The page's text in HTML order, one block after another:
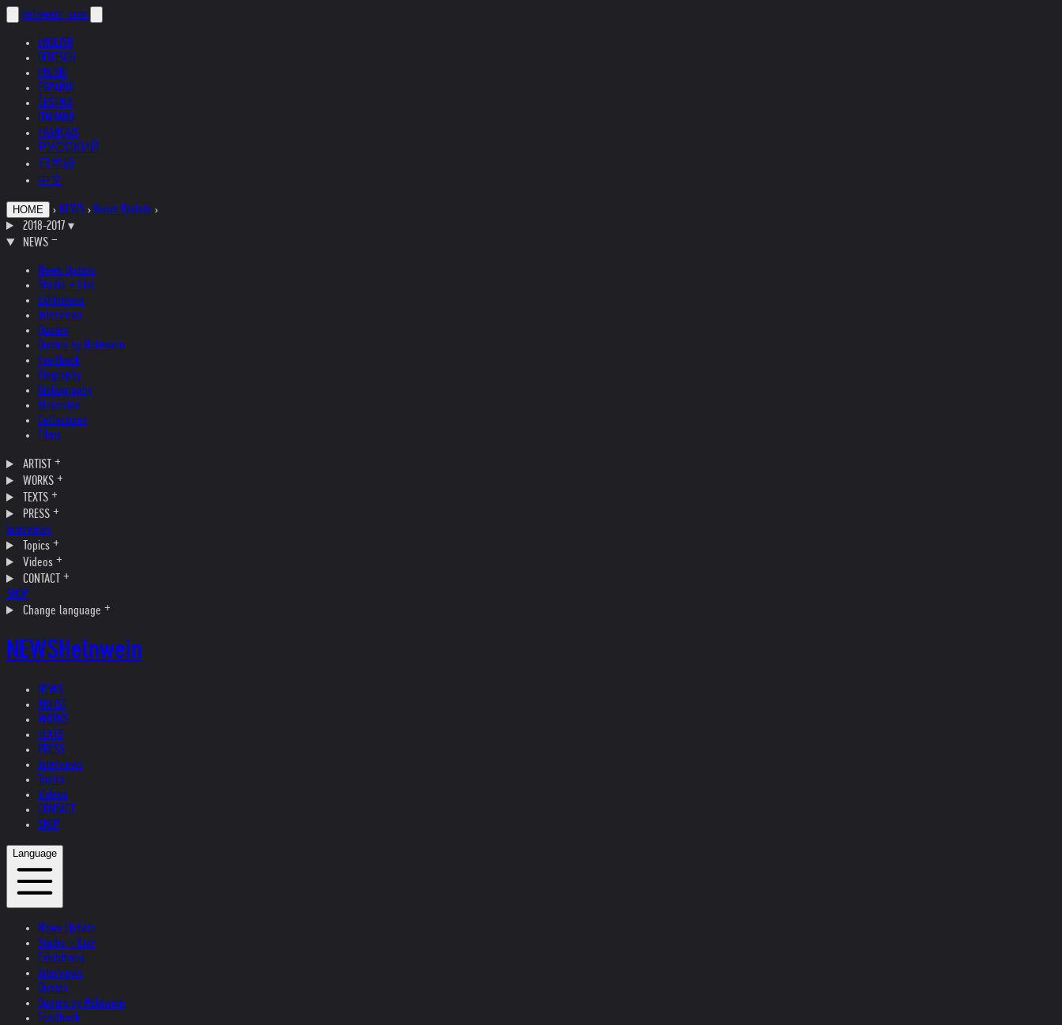
helnwein .com
ENGLISH
DEUTSCH
POLSKI
ESPAÑOL
ČEŠTINA
ITALIANO
FRANÇAIS
РУССКИЙ
日本語
中文
HOME › NEWS › News Update ›
2018-2017 ▾
NEWS
News Update
Studio + Live
Exhibitions
Interviews
Quotes
Quotes by Helnwein
Feedback
Biography
Bibliography
Museums
Collections
Films
ARTIST
WORKS
TEXTS
PRESS
Interviews
Topics
Videos
CONTACT
SHOP
Change language
NEWSHelnwein
NEWS
ARTIST
WORKS
TEXTS
PRESS
Interviews
Topics
Videos
CONTACT
SHOP
Language
News Update
Studio + Live
Exhibitions
Interviews
Quotes
Quotes by Helnwein
Feedback